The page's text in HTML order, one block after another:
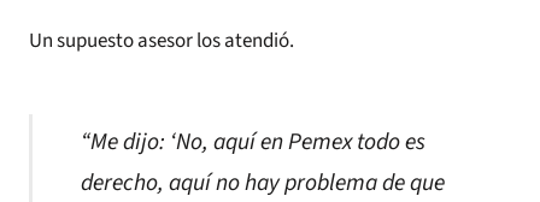
Un supuesto asesor los atendió.
“Me dijo: ‘No, aquí en Pemex todo es
derecho, aquí no hay problema de que